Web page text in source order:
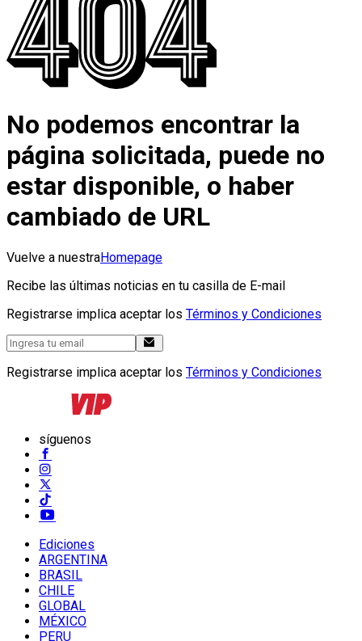
No podemos encontrar la
página solicitada, puede no
estar disponible, o haber
cambiado de URL
Vuelve a nuestraHomepage
Recibe las últimas noticias en tu casilla de E-mail
Registrarse implica aceptar los Términos y Condiciones
Registrarse implica aceptar los Términos y Condiciones
síguenos
Ediciones
ARGENTINA
BRASIL
CHILE
GLOBAL
MÉXICO
PERU